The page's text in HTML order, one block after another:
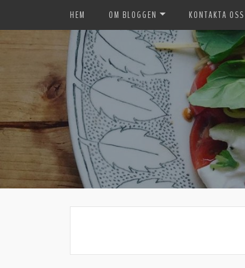
HEM OM BLOGGEN KONTAKTA OSS